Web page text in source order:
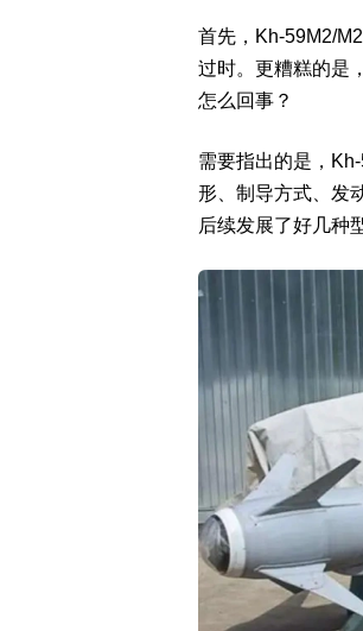
首先，Kh-59M2/
过时。更糟糕的是
怎么回事？
需要指出的是，
形、制导方式、发
后续发展了好几种